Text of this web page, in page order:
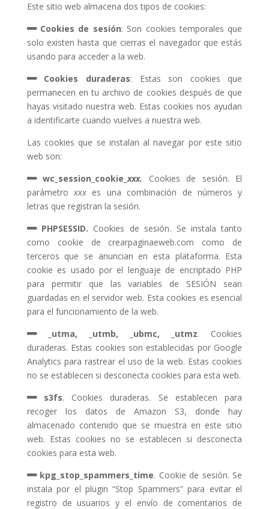
Este sitio web almacena dos tipos de cookies:
Cookies de sesión: Son cookies temporales que
solo existen hasta que cierras el navegador que estás
usando para acceder a la web.
Cookies duraderas: Estas son cookies que
permanecen en tu archivo de cookies después de que
hayas visitado nuestra web. Estas cookies nos ayudan
a identificarte cuando vuelves a nuestra web.
Las cookies que se instalan al navegar por este sitio
web son:
wc_session_cookie_xxx. Cookies de sesión. El
parámetroxxx es una combinación de números y
letras que registran la sesión.
PHPSESSID. Cookies de sesión. Se instala tanto
como cookie de crearpaginaeweb.com como de
terceros que se anuncian en esta plataforma. Esta
cookie es usado por el lenguaje de encriptado PHP
para permitir que las variables de SESIÓN sean
guardadas en el servidor web. Esta cookies es esencial
para el funcionamiento de la web.
_utma, _utmb, _ubmc, _utmz. Cookies
duraderas. Estas cookies son establecidas por Google
Analytics para rastrear el uso de la web. Estas cookies
no se establecen si desconecta cookies para esta web.
s3fs. Cookies duraderas. Se establecen para
recoger los datos de Amazon S3, donde hay
almacenado contenido que se muestra en este sitio
web. Estas cookies no se establecen si desconecta
cookies para esta web.
kpg_stop_spammers_time. Cookie de sesión. Se
instala por el plugin “Stop Spammers” para evitar el
registro de usuarios y el envío de comentarios de